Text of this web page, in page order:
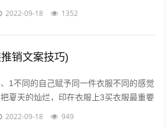
老贼凌教头等业内大咖为您分享独到犀利
2022-09-18 1352
销文案技巧)
1不同的自己赋予同一件衣服不同的感觉
夏天的灿烂，印在衣服上3买衣服最重要
目的，是放松我们自己4时间会折旧这件
2022-09-18 949